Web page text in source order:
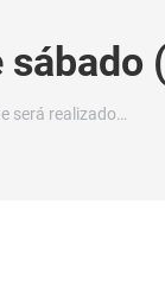
será realizado…